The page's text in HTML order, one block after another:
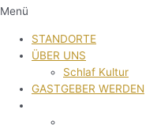
Menü
STANDORTE
ÜBER UNS
Schlaf Kultur
GASTGEBER WERDEN